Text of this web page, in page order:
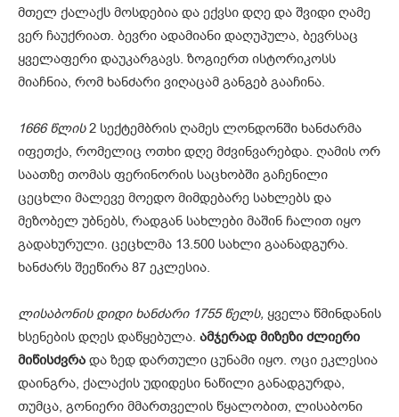
მთელ ქალაქს მოსდებია და ექვსი დღე და შვიდი ღამე
ვერ ჩაუქრიათ. ბევრი ადამიანი დაღუპულა, ბევრსაც
ყველაფერი დაუკარგავს. ზოგიერთ ისტორიკოსს
მიაჩნია, რომ ხანძარი ვიღაცამ განგებ გააჩინა.
1666 წლის2 სექტემბრის ღამეს ლონდონში ხანძარმა
იფეთქა, რომელიც ოთხი დღე მძვინვარებდა. ღამის ორ
საათზე თომას ფერინორის საცხობში გაჩენილი
ცეცხლი მალევე მოედო მიმდებარე სახლებს და
მეზობელ უბნებს, რადგან სახლები მაშინ ჩალით იყო
გადახურული. ცეცხლმა 13.500 სახლი გაანადგურა.
ხანძარს შეეწირა 87 ეკლესია.
ლისაბონის დიდი ხანძარი 1755 წელს, ყველა წმინდანის
ხსენების დღეს დაწყებულა. ამჯერად მიზეზი ძლიერი
მიწისძვრა და ზედ დართული ცუნამი იყო. ოცი ეკლესია
დაინგრა, ქალაქის უდიდესი ნაწილი განადგურდა,
თუმცა, გონიერი მმართველის წყალობით, ლისაბონი